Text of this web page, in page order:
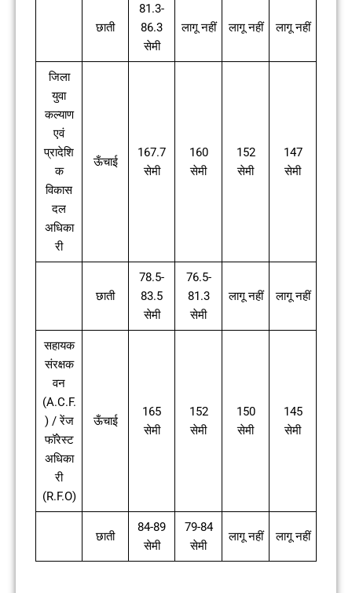
छाती
81.3-
86.3
सेमी
लागू नहीं लागू नहीं लागू नहीं
जिला
युवा
कल्याण
एवं
प्रादेशि
क
विकास
दल
अधिका
री
ऊँचाई
167.7
सेमी
160
सेमी
152
सेमी
147
सेमी
छाती
78.5-
83.5
सेमी
76.5-
81.3
सेमी
लागू नहीं लागू नहीं
सहायक
संरक्षक
वन
(A.C.F.
) / रेंज
फॉरेस्ट
अधिका
री
(R.F.O)
ऊँचाई
165
सेमी
152
सेमी
150
सेमी
145
सेमी
छाती
84-89
सेमी
79-84
सेमी
लागू नहीं लागू नहीं